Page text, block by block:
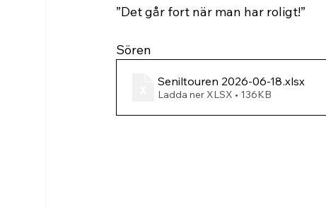
”Det går fort när man har roligt!”
Sören
Seniltouren 2026-06-18.xlsx
Ladda ner XLSX • 136KB